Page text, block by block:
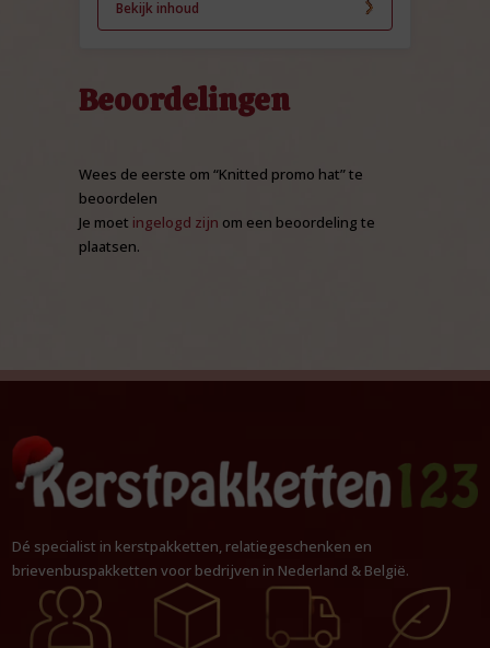
Bekijk inhoud
Beoordelingen
Wees de eerste om “Knitted promo hat” te
beoordelen
Je moet ingelogd zijn om een beoordeling te
plaatsen.
Dé specialist in kerstpakketten, relatiegeschenken en
brievenbuspakketten voor bedrijven in Nederland & België.